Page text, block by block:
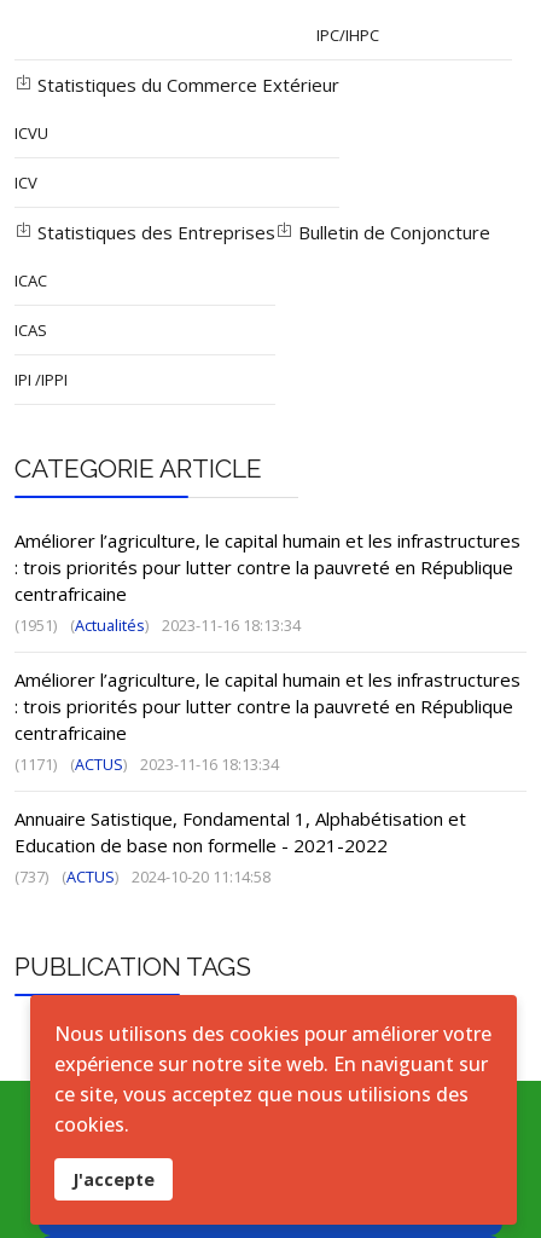
IPC/IHPC
Statistiques du Commerce Extérieur
ICVU
ICV
Statistiques des Entreprises
ICAC
ICAS
IPI /IPPI
Bulletin de Conjoncture
CATEGORIE ARTICLE
Améliorer l’agriculture, le capital humain et les infrastructures
: trois priorités pour lutter contre la pauvreté en République
centrafricaine
(1951) (Actualités) 2023-11-16 18:13:34
Améliorer l’agriculture, le capital humain et les infrastructures
: trois priorités pour lutter contre la pauvreté en République
centrafricaine
(1171) (ACTUS) 2023-11-16 18:13:34
Annuaire Satistique, Fondamental 1, Alphabétisation et
Education de base non formelle - 2021-2022
(737) (ACTUS) 2024-10-20 11:14:58
PUBLICATION TAGS
Accord de licence ouverte
Nous utilisons des cookies pour améliorer votre
expérience sur notre site web. En naviguant sur
ce site, vous acceptez que nous utilisions des
cookies.
J'accepte